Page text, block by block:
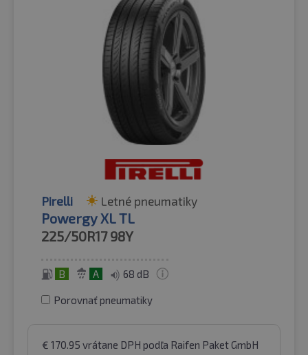
Pirelli Letné pneumatiky
Powergy XL TL
225/50R17 98Y
B A 68 dB
Porovnať pneumatiky
€ 170.95 vrátane DPH podľa Raifen Paket GmbH